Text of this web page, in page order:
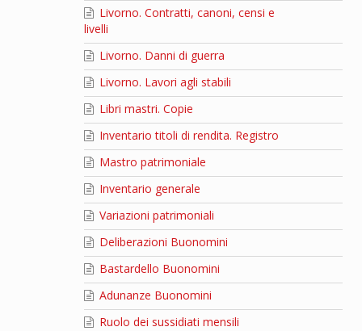
Livorno. Contratti, canoni, censi e
livelli
Livorno. Danni di guerra
Livorno. Lavori agli stabili
Libri mastri. Copie
Inventario titoli di rendita. Registro
Mastro patrimoniale
Inventario generale
Variazioni patrimoniali
Deliberazioni Buonomini
Bastardello Buonomini
Adunanze Buonomini
Ruolo dei sussidiati mensili